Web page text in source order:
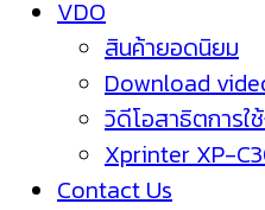
VDO
สินค้ายอดนิยม
Download
วิดีโอสาธิตการใ
Xprinter XP-
Contact Us